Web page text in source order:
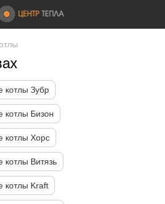
котлы Зубр
котлы Бизон
котлы Хорс
котлы Витязь
котлы Kraft